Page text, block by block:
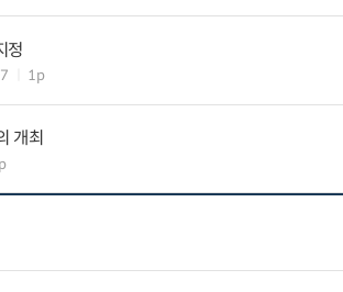
정
1p
개최